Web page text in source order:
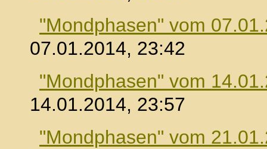
"Mondphasen" vom
07.01.2014, 23:42
"Mondphasen" vom
14.01.2014, 23:57
"Mondphasen" vom